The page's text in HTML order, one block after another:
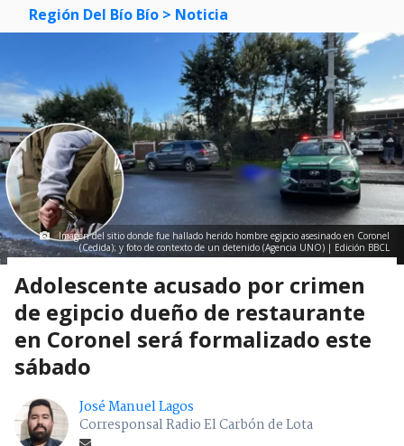
Región Del Bío Bío > Noticia
Imagen del sitio donde fue hallado herido hombre egipcio asesinado en Coronel
(Cedida); y foto de contexto de un detenido (Agencia UNO) | Edición BBCL
Adolescente acusado por crimen
de egipcio dueño de restaurante
en Coronel será formalizado este
sábado
José Manuel Lagos
Corresponsal Radio El Carbón de Lota